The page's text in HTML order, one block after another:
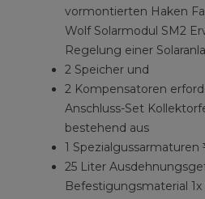
vormontierten Haken
Wolf Solarmodul SM2
Regelung einer
2 Speicher und
2 Kompensatoren
Anschluss-Set
bestehend aus
1 Spezialgussarmaturen
25 Liter
Befestigungsmaterial 1x